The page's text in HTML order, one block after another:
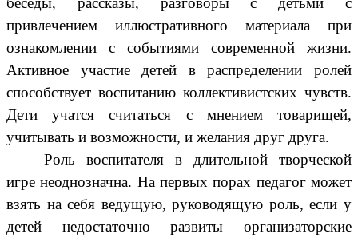
привлечением иллюстративного материала при
ознакомлении с событиями современной жизни.
Активное участие детей в распределении ролей
способствует воспитанию коллективистских чувств.
Дети учатся считаться с мнением товарищей,
учитывать и возможности, и желания друг друга.
Роль воспитателя в длительной творческой
игре неоднозначна. На первых порах педагог может
взять на себя ведущую, руководящую роль, если у
детей недостаточно развиты организаторские